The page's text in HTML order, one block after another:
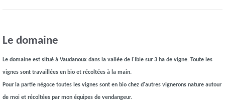
Le domaine
Le domaine est situé à Vaudanoux dans la vallée de l'Ibie sur 3 ha de vigne. Toute les
vignes sont travaillées en bio et récoltées à la main.
Pour la partie négoce toutes les vignes sont en bio chez d'autres vignerons nature autour
de moi et récoltées par mon équipes de vendangeur.